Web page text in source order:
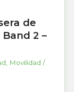
de
2 –
Movilidad /